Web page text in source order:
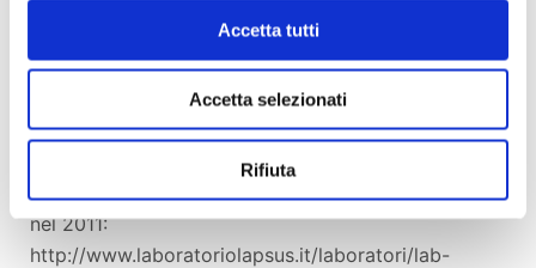
Accetta tutti
Accetta selezionati
Rifiuta
La rivoluzione criminale non è per noi un tema
nuovo. Ecco alcuni esempi di ricerche, laboratori e
strumenti prodotti precedentemente.
-Il laboratorio universitario realizzato da La.p.s.u.s.
nel 2011:
http://www.laboratoriolapsus.it/laboratori/lab-